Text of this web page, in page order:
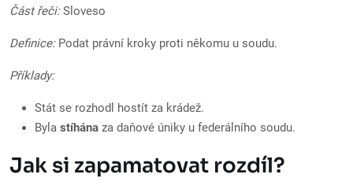
Část řeči:Sloveso
Definice:Podat právní kroky proti někomu u soudu.
Příklady:
Stát se rozhodl hostít za krádež.
Byla stíhána za daňové úniky u federálního soudu.
Jak si zapamatovat rozdíl?